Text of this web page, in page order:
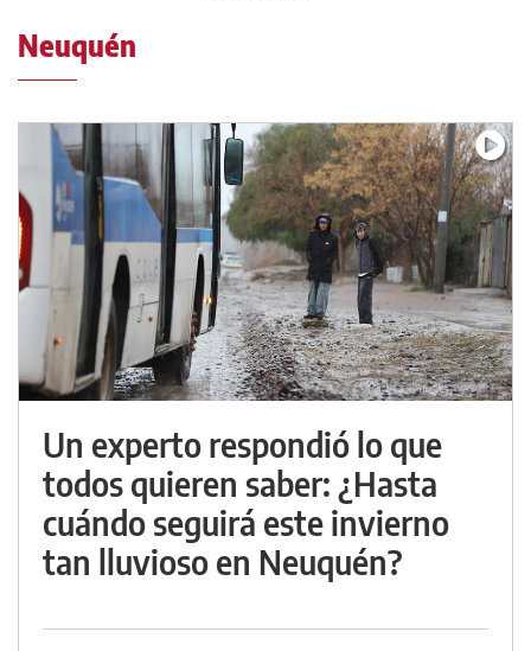
Neuquén
Un experto respondió lo que
todos quieren saber: ¿Hasta
cuándo seguirá este invierno
tan lluvioso en Neuquén?